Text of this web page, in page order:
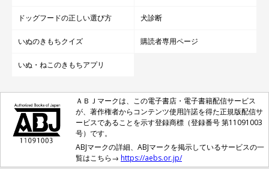
ドッグフードの正しい選び方 犬診断
いぬのきもちクイズ 購読者専用ページ
いぬ・ねこのきもちアプリ
ＡＢＪマークは、この電子書店・電子書籍配信サービス
が、著作権者からコンテンツ使用許諾を得た正規版配信サ
ービスであることを示す登録商標（登録番号 第11091003
号）です。
ABJマークの詳細、ABJマークを掲示しているサービスの一
覧はこちら→ https://aebs.or.jp/